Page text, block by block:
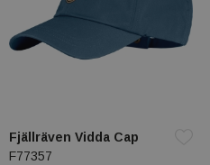
Fjällräven Vidda Cap
F77357